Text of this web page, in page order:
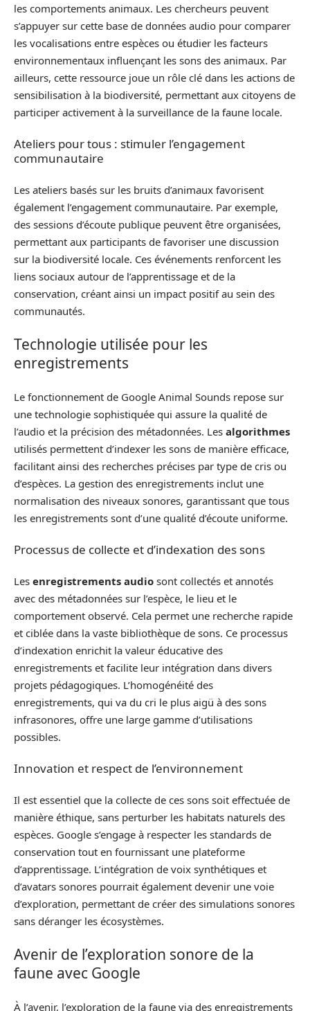
les comportements animaux. Les chercheurs peuvent
s’appuyer sur cette base de données audio pour comparer
les vocalisations entre espèces ou étudier les facteurs
environnementaux influençant les sons des animaux. Par
ailleurs, cette ressource joue un rôle clé dans les actions de
sensibilisation à la biodiversité, permettant aux citoyens de
participer activement à la surveillance de la faune locale.
Ateliers pour tous : stimuler l’engagement
communautaire
Les ateliers basés sur les bruits d’animaux favorisent
également l’engagement communautaire. Par exemple,
des sessions d’écoute publique peuvent être organisées,
permettant aux participants de favoriser une discussion
sur la biodiversité locale. Ces événements renforcent les
liens sociaux autour de l’apprentissage et de la
conservation, créant ainsi un impact positif au sein des
communautés.
Technologie utilisée pour les
enregistrements
Le fonctionnement de Google Animal Sounds repose sur
une technologie sophistiquée qui assure la qualité de
l’audio et la précision des métadonnées. Les algorithmes
utilisés permettent d’indexer les sons de manière efficace,
facilitant ainsi des recherches précises par type de cris ou
d’espèces. La gestion des enregistrements inclut une
normalisation des niveaux sonores, garantissant que tous
les enregistrements sont d’une qualité d’écoute uniforme.
Processus de collecte et d’indexation des sons
Les enregistrements audio sont collectés et annotés
avec des métadonnées sur l’espèce, le lieu et le
comportement observé. Cela permet une recherche rapide
et ciblée dans la vaste bibliothèque de sons. Ce processus
d’indexation enrichit la valeur éducative des
enregistrements et facilite leur intégration dans divers
projets pédagogiques. L’homogénéité des
enregistrements, qui va du cri le plus aigü à des sons
infrasonores, offre une large gamme d’utilisations
possibles.
Innovation et respect de l’environnement
Il est essentiel que la collecte de ces sons soit effectuée de
manière éthique, sans perturber les habitats naturels des
espèces. Google s’engage à respecter les standards de
conservation tout en fournissant une plateforme
d’apprentissage. L’intégration de voix synthétiques et
d’avatars sonores pourrait également devenir une voie
d’exploration, permettant de créer des simulations sonores
sans déranger les écosystèmes.
Avenir de l’exploration sonore de la
faune avec Google
À l’avenir, l’exploration de la faune via des enregistrements